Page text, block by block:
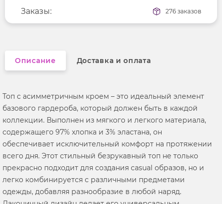
Длина рукава
без рукавов
Вырез горловины
округлый
Заказы:
276 заказов
Описание Доставка и оплата
Топ с асимметричным кроем – это идеальный элемент
базового гардероба, который должен быть в каждой
коллекции. Выполнен из мягкого и легкого материала,
содержащего 97% хлопка и 3% эластана, он
обеспечивает исключительный комфорт на протяжении
всего дня. Этот стильный безрукавный топ не только
прекрасно подходит для создания casual образов, но и
легко комбинируется с различными предметами
одежды, добавляя разнообразие в любой наряд.